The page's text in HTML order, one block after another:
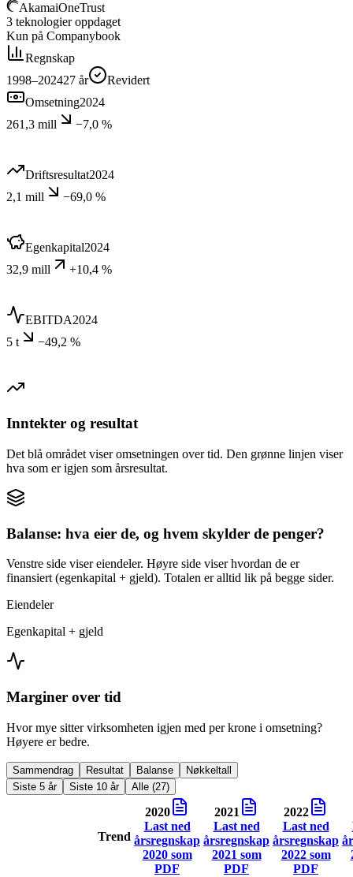
AkamaiOneTrust
3 teknologier oppdaget
Kun på Companybook
Regnskap
1998–202427 år
Revidert
Omsetning2024
261,3 mill
−7,0 %
Driftsresultat2024
2,1 mill
−69,0 %
Egenkapital2024
32,9 mill
+10,4 %
EBITDA2024
5 t
−49,2 %
Inntekter og resultat
Det blå området viser omsetningen over tid. Den grønne linjen viser
hva som er igjen som årsresultat.
Balanse: hva eier de, og hvem skylder de penger?
Venstre side viser eiendeler. Høyre side viser hvordan de er
finansiert (egenkapital + gjeld). Totalen er alltid lik på begge sider.
Eiendeler
Egenkapital + gjeld
Marginer over tid
Hvor mye sitter virksomheten igjen med per krone i omsetning?
Høyere er bedre.
Sammendrag Resultat Balanse
Nøkkeltall
Siste 5 år
Siste 10 år Alle (27)
Trend
2020
Last ned
årsregnskap
2020som
PDF
2021
Last ned
årsregnskap
2021 som
PDF
2022
Last ned
årsregnskap
2022som
PDF